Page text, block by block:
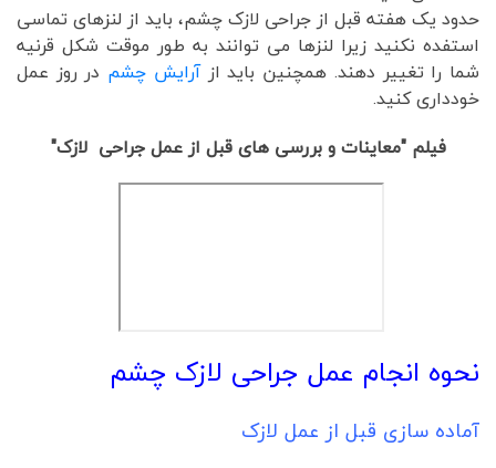
حدود یک هفته قبل از جراحی لازک چشم، باید از لنزهای تماسی
استفده نکنید زیرا لنزها می توانند به طور موقت شکل قرنیه
شما را تغییر دهند. همچنین باید از آرایش چشم در روز عمل
خودداری کنید.
فیلم "معاینات و بررسی های قبل از عمل جراحی لازک"
نحوه انجام عمل جراحی لازک چشم
آماده سازی قبل از عمل لازک